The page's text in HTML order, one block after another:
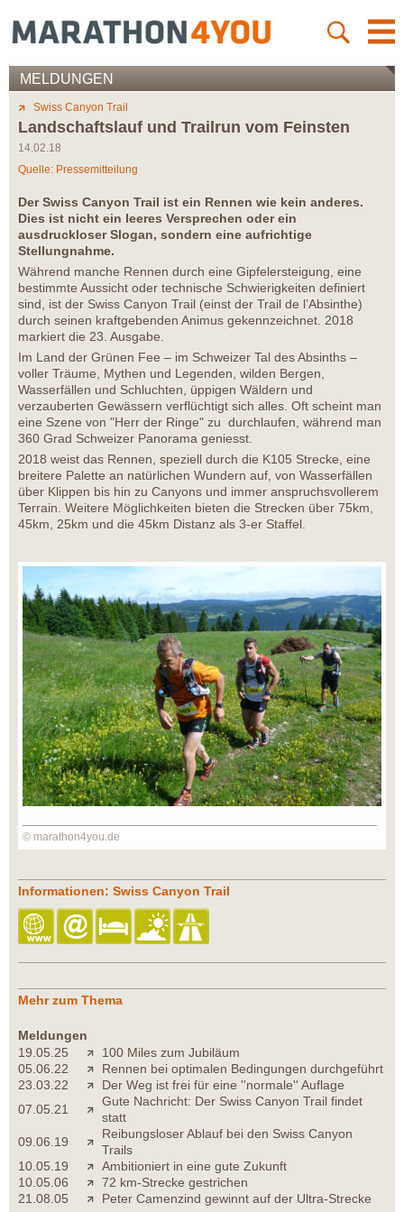
MELDUNGEN
Swiss Canyon Trail
Landschaftslauf und Trailrun vom Feinsten
14.02.18
Quelle: Pressemitteilung
Der Swiss Canyon Trail ist ein Rennen wie kein anderes.
Dies ist nicht ein leeres Versprechen oder ein
ausdruckloser Slogan, sondern eine aufrichtige
Stellungnahme.
Während manche Rennen durch eine Gipfelersteigung, eine
bestimmte Aussicht oder technische Schwierigkeiten definiert
sind, ist der Swiss Canyon Trail (einst der Trail de l’Absinthe)
durch seinen kraftgebenden Animus gekennzeichnet. 2018
markiert die 23. Ausgabe.
Im Land der Grünen Fee – im Schweizer Tal des Absinths –
voller Träume, Mythen und Legenden, wilden Bergen,
Wasserfällen und Schluchten, üppigen Wäldern und
verzauberten Gewässern verflüchtigt sich alles. Oft scheint man
eine Szene von "Herr der Ringe" zu durchlaufen, während man
360 Grad Schweizer Panorama geniesst.
2018 weist das Rennen, speziell durch die K105 Strecke, eine
breitere Palette an natürlichen Wundern auf, von Wasserfällen
über Klippen bis hin zu Canyons und immer anspruchsvollerem
Terrain. Weitere Möglichkeiten bieten die Strecken über 75km,
45km, 25km und die 45km Distanz als 3-er Staffel.
© marathon4you.de
Informationen: Swiss Canyon Trail
Mehr zum Thema
Meldungen
19.05.25
100 Miles zum Jubiläum
05.06.22
Rennen bei optimalen Bedingungen durchgeführt
23.03.22
Der Weg ist frei für eine ''normale'' Auflage
07.05.21
Gute Nachricht: Der Swiss Canyon Trail findet
statt
09.06.19
Reibungsloser Ablauf bei den Swiss Canyon
Trails
10.05.19
Ambitioniert in eine gute Zukunft
10.05.06
72 km-Strecke gestrichen
21.08.05
Peter Camenzind gewinnt auf der Ultra-Strecke